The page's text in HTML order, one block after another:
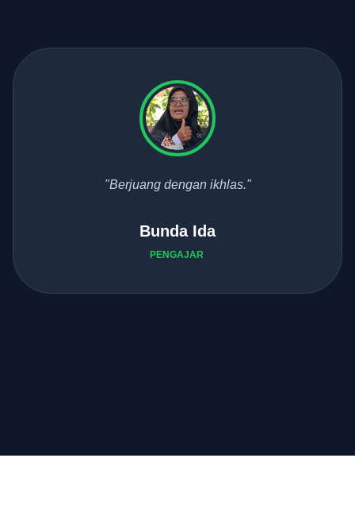
"Berjuang dengan ikhlas."
Bunda Ida
PENGAJAR